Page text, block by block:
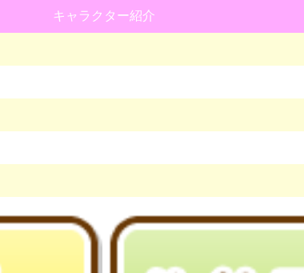
キャラクター紹介